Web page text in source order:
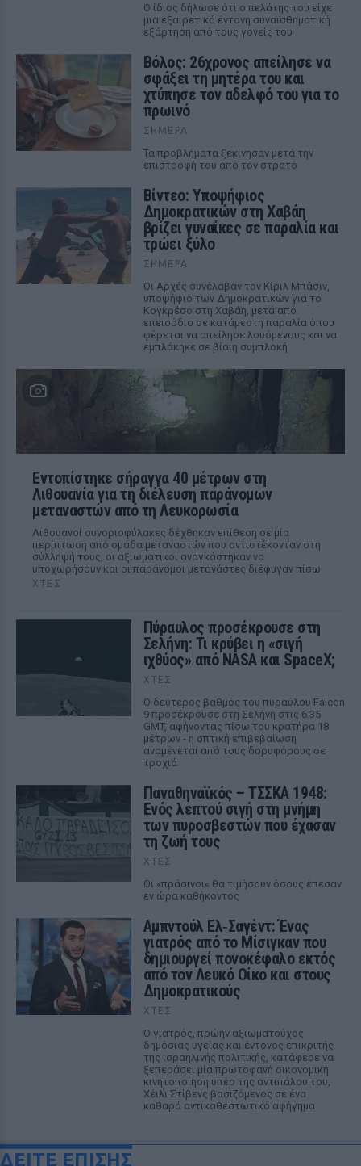
Ο ίδιος δήλωσε ότι ο πελάτης του είχε
μια εξαιρετικά έντονη συναισθηματική
εξάρτηση από τους γονείς του
Βόλος: 26χρονος απείλησε να
σφάξει τη μητέρα του και
χτύπησε τον αδελφό του για το
πρωινό
ΣΉΜΕΡΑ
Τα προβλήματα ξεκίνησαν μετά την
επιστροφή του από τον στρατό
Βίντεο: Υποψήφιος
Δημοκρατικών στη Χαβάη
βρίζει γυναίκες σε παραλία και
τρώει ξύλο
ΣΉΜΕΡΑ
Οι Αρχές συνέλαβαν τον Κίριλ Μπάσιν,
υποψήφιο των Δημοκρατικών για το
Κογκρέσο στη Χαβάη, μετά από
επεισόδιο σε κατάμεστη παραλία όπου
φέρεται να απείλησε λουόμενους και να
εμπλάκηκε σε βίαιη συμπλοκή
Εντοπίστηκε σήραγγα 40 μέτρων στη
Λιθουανία για τη διέλευση παράνομων
μεταναστών από τη Λευκορωσία
Λιθουανοί συνοριοφύλακες δέχθηκαν επίθεση σε μία
περίπτωση από ομάδα μεταναστών που αντιστέκονταν στη
σύλληψή τους, οι αξιωματικοί αναγκάστηκαν να
υποχωρήσουν και οι παράνομοι μετανάστες διέφυγαν πίσω
ΧΤΕΣ
Πύραυλος προσέκρουσε στη
Σελήνη: Τι κρύβει η «σιγή
ιχθύος» από NASA και SpaceX;
ΧΤΕΣ
Ο δεύτερος βαθμός του πυραύλου Falcon
9 προσέκρουσε στη Σελήνη στις 6:35
GMT, αφήνοντας πίσω του κρατήρα 18
μέτρων - η οπτική επιβεβαίωση
αναμένεται από τους δορυφόρους σε
τροχιά
Παναθηναϊκός – ΤΣΣΚΑ 1948:
Ενός λεπτού σιγή στη μνήμη
των πυροσβεστών που έχασαν
τη ζωή τους
ΧΤΕΣ
Οι «πράσινοι« θα τιμήσουν όσους έπεσαν
εν ώρα καθήκοντος
Αμπντούλ Ελ‑Σαγέντ: Ένας
γιατρός από το Μίσιγκαν που
δημιουργεί πονοκέφαλο εκτός
από τον Λευκό Οίκο και στους
Δημοκρατικούς
ΧΤΕΣ
Ο γιατρός, πρώην αξιωματούχος
δημόσιας υγείας και έντονος επικριτής
της ισραηλινής πολιτικής, κατάφερε να
ξεπεράσει μία πρωτοφανή οικονομική
κινητοποίηση υπέρ της αντιπάλου του,
Χέιλι Στίβενς βασιζόμενος σε ένα
καθαρά αντικαθεστωτικό αφήγημα
ΔΕΙΤΕ ΕΠΙΣΗΣ